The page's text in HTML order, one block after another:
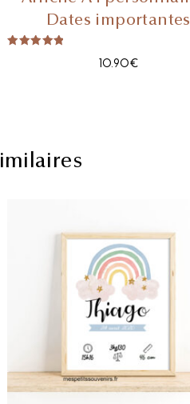
Dates importantes
10.90€